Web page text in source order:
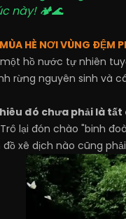
này! 🏕️🌊
HÈ NƠI VÙNG ĐỆM
hồ nước tự nhiên
rừng nguyên sinh và
đó chưa phải là tất
lại đón chào "binh
xê dịch nào cũng